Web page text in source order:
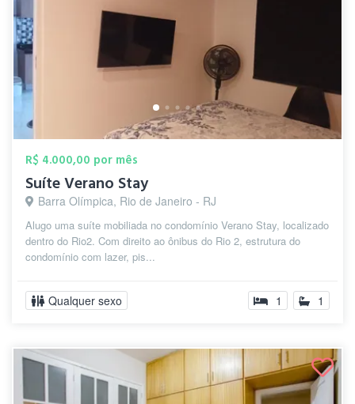
R$ 4.000,00 por mês
Suíte Verano Stay
Barra Olímpica, Rio de Janeiro - RJ
Alugo uma suíte mobiliada no condomínio Verano Stay, localizado
dentro do Rio2. Com direito ao ônibus do Rio 2, estrutura do
condomínio com lazer, pis...
Qualquer sexo 1 1